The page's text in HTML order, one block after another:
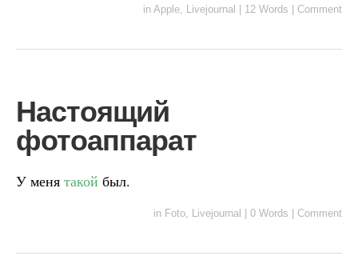
in Apple Livejournal 12 Words Comment
Настоящий
фотоаппарат
У меня такой был.
in Foto Livejournal 0 Words Comment